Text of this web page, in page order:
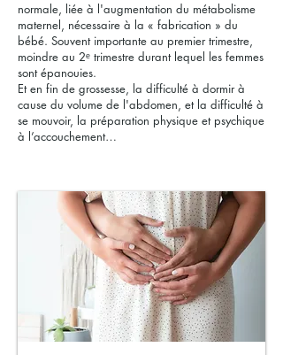
normale, liée à l'augmentation du métabolisme
maternel, nécessaire à la « fabrication » du
bébé. Souvent importante au premier trimestre,
moindre au 2ᵉ trimestre durant lequel les femmes
sont épanouies.
Et en fin de grossesse, la difficulté à dormir à
cause du volume de l'abdomen, et la difficulté à
se mouvoir, la préparation physique et psychique
à l’accouchement…